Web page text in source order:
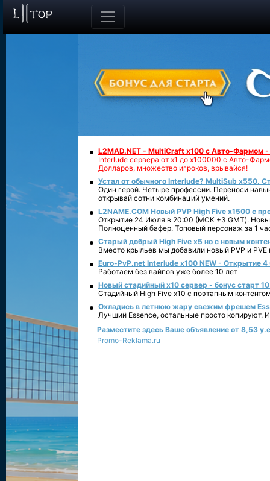
L2MAD.NET - MultiCraft x100 с Авто-Фармом
Interlude сервера от х1 до х100000 с Авто-
Долларов, множество игроков, врывайся!
Устал от обычного Interlude? MultiSub x550.
Один герой. Четыре профессии. Переноси
открывай сотни комбинаций умений.
L2NAME.COM Новый PVP High Five x1500 с
Открытие 24 Июля в 20:00 (МСК +3 GMT).
Полноценный бафер. Топовый персонаж за 1
Старый добрый High Five x5 но с новым
Вместо крыльев мы добавили новый PVP и PVE
Euro-PvP.net Interlude х100 NEW - Открытие 4
Работаем без вайпов уже более 10 лет
Новый стадийный х10 сервер - бонус старт
Стадийный High Five x10 с поэтапным
Охладись в летнюю жару свежим фрешем
Лучший Essence, остальные просто копируют.
Разместите здесь Ваше объявление от 8,53
Promo-Reklama.ru